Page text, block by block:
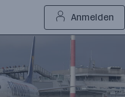
Anmelden